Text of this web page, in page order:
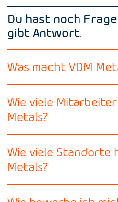
Du hast noch
gibt Antwort.
Was macht VDM
Wie viele
Metals?
Wie viele Standorte
Metals?